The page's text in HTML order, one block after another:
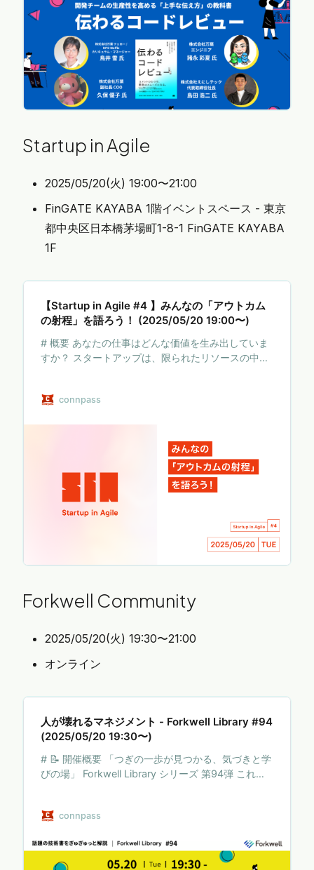
Forkwell Library では、著者・訳者・実践者らを登
壇者として招き、そんな思いを抱えた開発者の皆さ
まが「学びのきっかけ」を得られる勉強会を目指し
ます。 第93回…
Startup in Agile
2025/05/20(火) 19:00〜21:00
FinGATE KAYABA 1階イベントスペース - 東京
都中央区日本橋茅場町1-8-1 FinGATE KAYABA
1F
【Startup in Agile #4 】みんなの「アウトカム
の射程」を語ろう！ (2025/05/20 19:00〜)
# 概要 あなたの仕事はどんな価値を生み出していま
すか？ スタートアップは、限られたリソースの中で
に、事業に、会社に価値を生む、と信じたことに取
期で成果を出せることに集中すべきか、長期の価値
創出を目指すべきか * 領域: プロダクト開発、ユーザ
ー獲得、開発プロセスの改善、組織構築のどこに注
力すべきか * ... さらには、スタートアップの成長
や、事業・チームの状況に応じて「ア…
connpass
Forkwell Community
2025/05/20(火) 19:30〜21:00
オンライン
人が壊れるマネジメント - Forkwell Library #94
(2025/05/20 19:30〜)
# 📝 開催概要 「つぎの一歩が見つかる、気づきと学
びの場」 Forkwell Library シリーズ 第94弾 これま
践し、振り返り、再現性のある「学び」として身に
し、日々限られた時間の中で知識や情報をアップデ
ートし続けるのはそう簡単ではありません。
connpass